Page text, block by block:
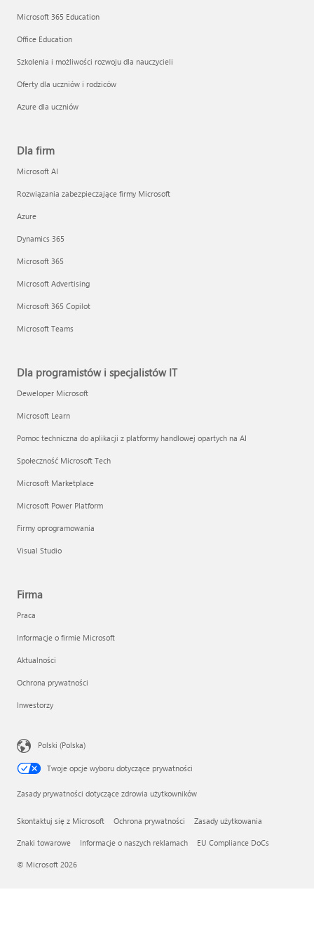
Microsoft 365 Education
Office Education
Szkolenia i możliwości rozwoju dla nauczycieli
Oferty dla uczniów i rodziców
Azure dla uczniów
Dla firm
Microsoft AI
Rozwiązania zabezpieczające firmy Microsoft
Azure
Dynamics 365
Microsoft 365
Microsoft Advertising
Microsoft 365 Copilot
Microsoft Teams
Dla programistów i specjalistów IT
Deweloper Microsoft
Microsoft Learn
Pomoc techniczna do aplikacji z platformy handlowej opartych na AI
Społeczność Microsoft Tech
Microsoft Marketplace
Microsoft Power Platform
Firmy oprogramowania
Visual Studio
Firma
Praca
Informacje o firmie Microsoft
Aktualności
Ochrona prywatności
Inwestorzy
Polski (Polska)
Twoje opcje wyboru dotyczące prywatności
Zasady prywatności dotyczące zdrowia użytkowników
Skontaktuj się z Microsoft Ochrona prywatności Zasady użytkowania
Znaki towarowe Informacje o naszych reklamach EU Compliance DoCs
© Microsoft 2026